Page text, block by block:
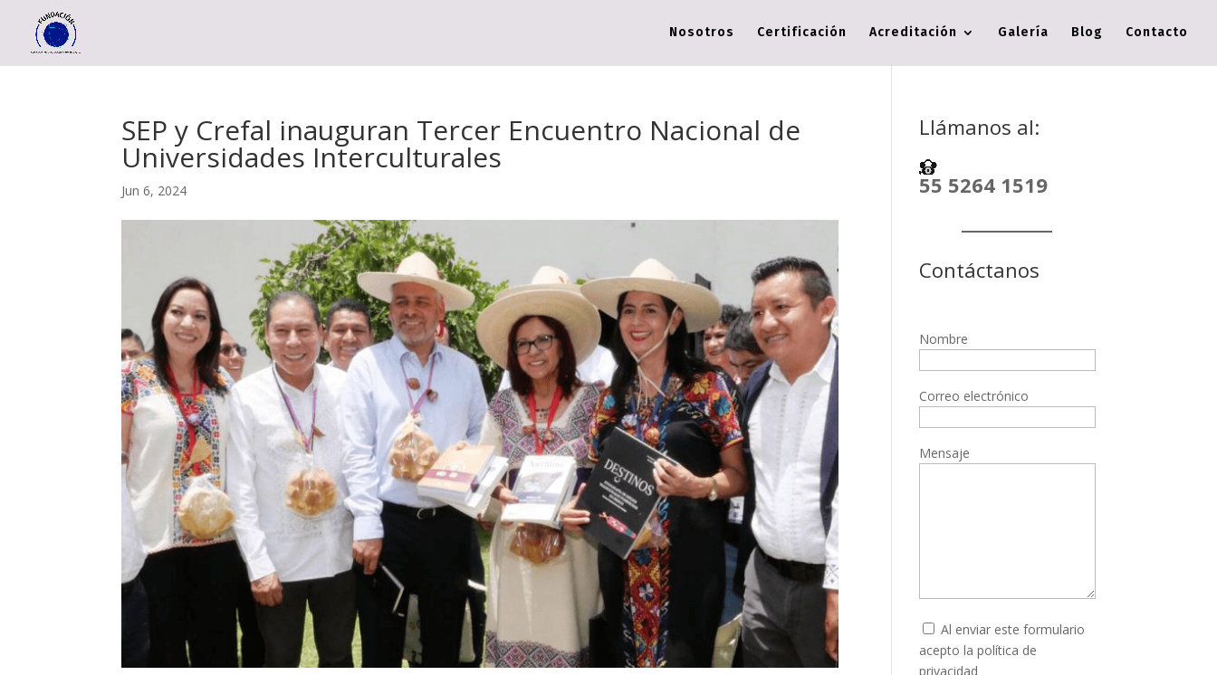
Nosotros Certificación Acreditación Galería Blog Contacto
SEP y Crefal inauguran Tercer Encuentro Nacional de
Universidades Interculturales
Jun 6, 2024
Llámanos al:
55 5264 1519
Contáctanos
Nombre
Correo electrónico
Mensaje
Al enviar este formulario
acepto lapolítica de
privacidad